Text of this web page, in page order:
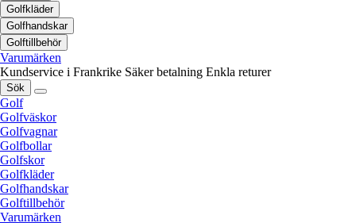
Golfkläder
Golfhandskar
Golftillbehör
Varumärken
Kundservice i Frankrike Säker betalning Enkla returer
Sök
Golf
Golfväskor
Golfvagnar
Golfbollar
Golfskor
Golfkläder
Golfhandskar
Golftillbehör
Varumärken